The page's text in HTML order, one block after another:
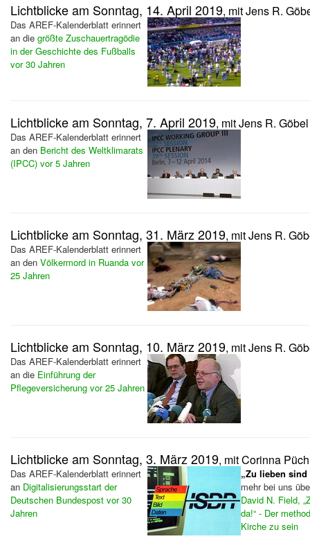
Lichtblicke am Sonntag, 14. April 2019, mit Jens R.
Das AREF-Kalenderblatt erinnert
an die größte Zuschauertragödie
in der Geschichte des Fußballs
vor 30 Jahren
Lichtblicke am Sonntag, 7. April 2019, mit Jens R. Göbel
Das AREF-Kalenderblatt erinnert
an den Bericht des Weltklimarats
(IPCC) vor 5 Jahren
Lichtblicke am Sonntag, 31. März 2019, mit Jens R.
Das AREF-Kalenderblatt erinnert
an den Völkermord in Ruanda vor
25 Jahren
Lichtblicke am Sonntag, 10. März 2019, mit Jens R.
Das AREF-Kalenderblatt erinnert
an die Einführung der
Pflegeversicherung vor 25 Jahren
Lichtblicke am Sonntag, 3. März 2019, mit Corinna
Das AREF-Kalenderblatt erinnert
an Digitalisierungsstart der
Deutschen Bundespost vor 30
Jahren
„Zu lieben
mehr bei uns
David N. Field,
da!“ - Der
Kirche zu sein